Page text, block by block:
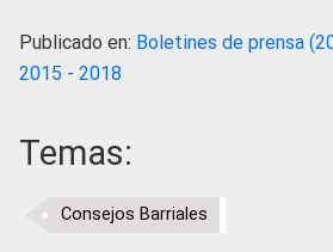
Publicado en: Boletines de prensa
2015 - 2018
Temas:
Consejos Barriales